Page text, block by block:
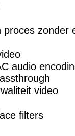
zonder
audio
video
filters